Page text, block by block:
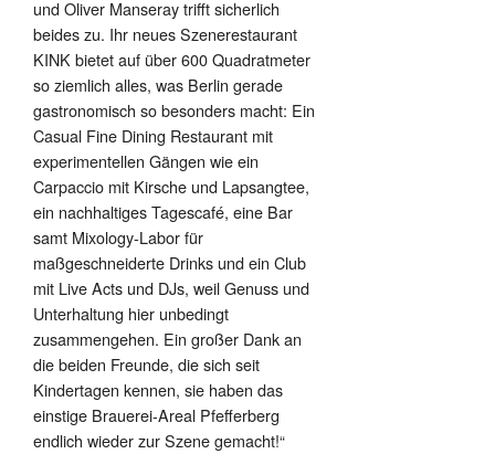
und Oliver Manseray trifft sicherlich
beides zu. Ihr neues Szenerestaurant
KINK bietet auf über 600 Quadratmeter
so ziemlich alles, was Berlin gerade
gastronomisch so besonders macht: Ein
Casual Fine Dining Restaurant mit
experimentellen Gängen wie ein
Carpaccio mit Kirsche und Lapsangtee,
ein nachhaltiges Tagescafé, eine Bar
samt Mixology-Labor für
maßgeschneiderte Drinks und ein Club
mit Live Acts und DJs, weil Genuss und
Unterhaltung hier unbedingt
zusammengehen. Ein großer Dank an
die beiden Freunde, die sich seit
Kindertagen kennen, sie haben das
einstige Brauerei-Areal Pfefferberg
endlich wieder zur Szene gemacht!“